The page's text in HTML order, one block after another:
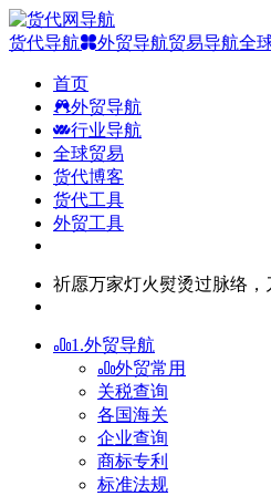
货代导航 外贸导航贸易导航全
首页
外贸导航
行业导航
全球贸易
货代博客
货代工具
外贸工具
祈愿万家灯火熨烫过脉络
1.外贸导航
外贸常用
关税查询
各国海关
企业查询
商标专利
标准法规